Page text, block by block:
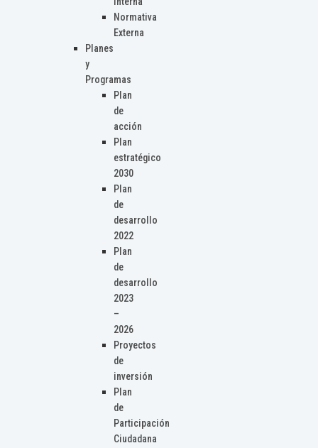
Normativa
Externa
Planes
y
Programas
Plan
de
acción
Plan
estratégico
2030
Plan
de
desarrollo
2022
Plan
de
desarrollo
2023
–
2026
Proyectos
de
inversión
Plan
de
Participación
Ciudadana